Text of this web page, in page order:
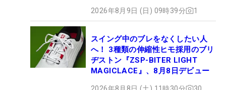
2026年8月9日 (日) 09時39分 1
スイング中のブレをなくしたい人
へ！ 3種類の伸縮性ヒモ採用のブリ
ヂストン『ZSP-BITER LIGHT
MAGICLACE』、8月8日デビュー
2026年8月8日 (土) 11時30分 30